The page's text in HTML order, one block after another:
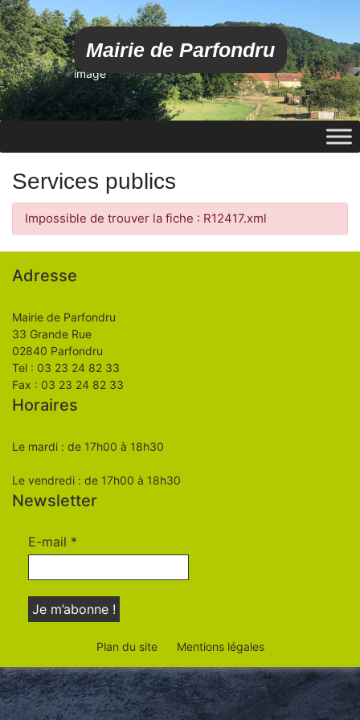
Mairie de Parfondru
image
Services publics
Impossible de trouver la fiche : R12417.xml
Adresse
Mairie de Parfondru
33 Grande Rue
02840 Parfondru
Tel : 03 23 24 82 33
Fax : 03 23 24 82 33
Horaires
Le mardi : de 17h00 à 18h30
Le vendredi : de 17h00 à 18h30
Newsletter
E-mail *
Plan du site Mentions légales